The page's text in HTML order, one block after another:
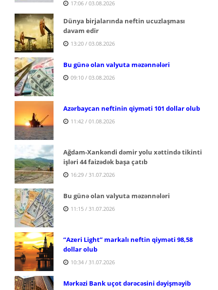
17:06 / 03.08.2026
Dünya birjalarında neftin ucuzlaşması
davam edir
13:20 / 03.08.2026
Bu günə olan valyuta məzənnələri
09:10 / 03.08.2026
Azərbaycan neftinin qiyməti 101 dollar olub
11:42 / 01.08.2026
Ağdam-Xankəndi dəmir yolu xəttində tikinti
işləri 44 faizədək başa çatıb
16:29 / 31.07.2026
Bu günə olan valyuta məzənnələri
11:15 / 31.07.2026
“Azeri Light” markalı neftin qiyməti 98,58
dollar olub
10:34 / 31.07.2026
Mərkəzi Bank uçot dərəcəsini dəyişməyib